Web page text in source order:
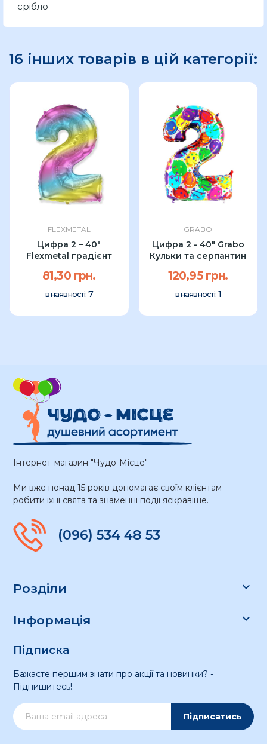
срібло
16 інших товарів в цій категорії:
FLEXMETAL
Цифра 2 – 40″
Flexmetal градієнт
81,30 грн.
в наявності: 7
GRABO
Цифра 2 - 40" Grabo
Кульки та серпантин
120,95 грн.
в наявності: 1
Інтернет-магазин "Чудо-Місце"
Ми вже понад 15 років допомагає своїм клієнтам
робити їхні свята та знаменні події яскравіше.
(096) 534 48 53
Розділи 
Інформація 
Підписка
Бажаєте першим знати про акції та новинки? -
Підпишитесь!
Підписатись